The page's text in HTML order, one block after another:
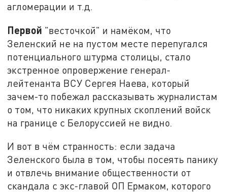
агломерации и т.д.
Первой "весточкой" и намёком, что
Зеленский не на пустом месте перепугался
потенциального штурма столицы, стало
экстренное опровержение генерал-
лейтенанта ВСУ Сергея Наева, который
зачем-то побежал рассказывать журналистам
о том, что никаких крупных скоплений войск
на границе с Белоруссией не видно.
И вот в чём странность: если задача
Зеленского была в том, чтобы посеять панику
и отвлечь внимание общественности от
скандала с экс-главой ОП Ермаком, которого